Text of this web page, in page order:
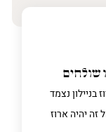
שולחים
נצמד
יהיה ארוז